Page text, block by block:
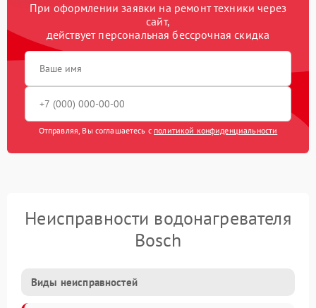
При оформлении заявки на ремонт техники через
сайт,
действует персональная бессрочная скидка
Отправляя, Вы соглашаетесь с политикой конфиденциальности
Неисправности водонагревателя
Bosch
Виды неисправностей